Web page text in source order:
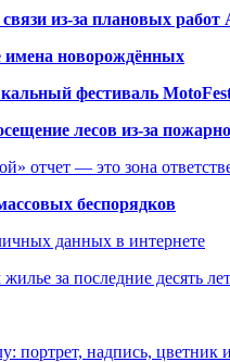
из-за плановых работ
имена новорождённых
фестиваль
лесов из-за
отчет — это зона
беспорядков
данных в интернете
за последние десять лет
портрет, надпись, цветник